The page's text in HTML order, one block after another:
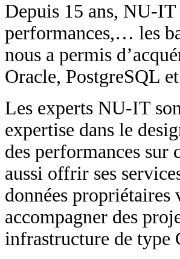
Depuis 15 ans, NU-
performances,… les
nous a permis
Oracle, PostgreSQL
Les experts NU-IT
expertise dans le
des performances sur
aussi offrir ses
données
accompagner des
infrastructure de type